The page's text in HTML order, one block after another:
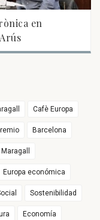
en
Cafè Europa
Barcelona
Europa económica
Sostenibilidad
Economía